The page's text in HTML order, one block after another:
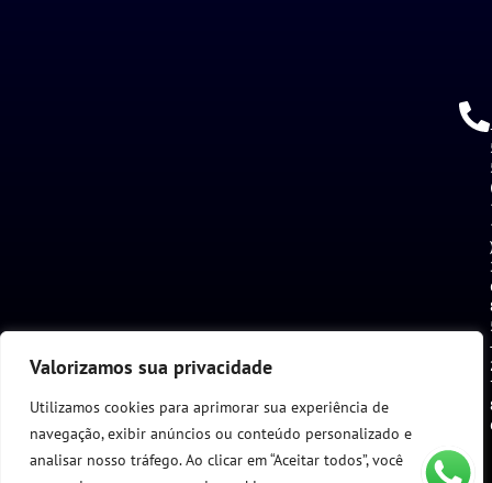
Valorizamos sua privacidade
Utilizamos cookies para aprimorar sua experiência de
navegação, exibir anúncios ou conteúdo personalizado e
analisar nosso tráfego. Ao clicar em “Aceitar todos”, você